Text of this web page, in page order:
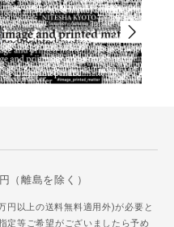
離島を除く）
円以上の送料無料適用外)が必要と
定等ご希望がございましたら予め